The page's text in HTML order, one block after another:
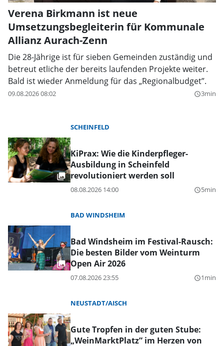
Verena Birkmann ist neue
Umsetzungsbegleiterin für Kommunale
Allianz Aurach-Zenn
Die 28-Jährige ist für sieben Gemeinden zuständig und
betreut etliche der bereits laufenden Projekte weiter.
Bald ist wieder Anmeldung für das „Regionalbudget”.
09.08.2026 08:02 query_builder3min
SCHEINFELD
KiPrax: Wie die Kinderpfleger-
Ausbildung in Scheinfeld
revolutioniert werden soll
08.08.2026 14:00 query_builder5min
BAD WINDSHEIM
Bad Windsheim im Festival-Rausch:
Die besten Bilder vom Weinturm
Open Air 2026
07.08.2026 23:55 query_builder1min
NEUSTADT/AISCH
Gute Tropfen in der guten Stube:
„WeinMarktPlatz” im Herzen von